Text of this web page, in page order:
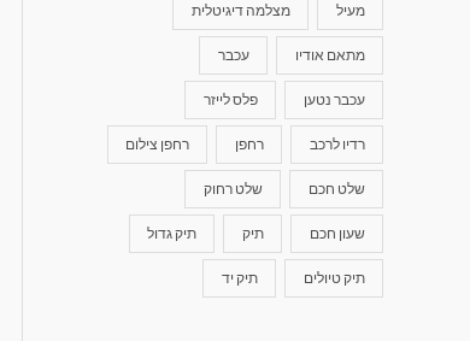
מעיל מצלמה דיגיטלית
מתאם אודיו עכבר
עכבר נטען פלס לייזר
רדיו לרכב רחפן רחפן צילום
שלט חכם שלט רחוק
שעון חכם תיק תיק גדול
תיק טיולים תיק יד